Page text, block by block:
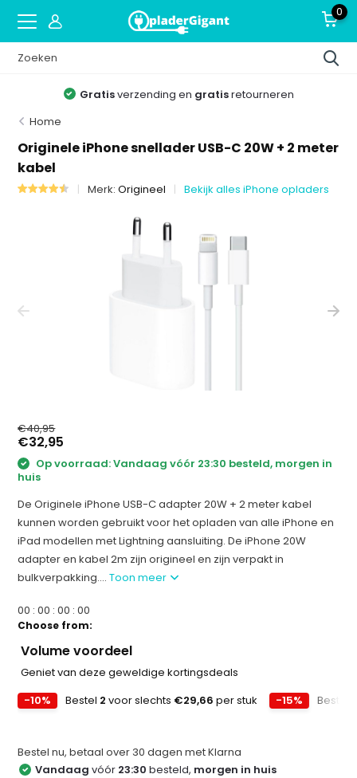
0
Gratisverzending en gratisretourneren
Home
Originele iPhone snellader USB-C 20W + 2 meter
kabel
Merk:Origineel Bekijk alles iPhone opladers
€40,95
€32,95
Op voorraad: Vandaag vóór 23:30 besteld, morgen in
huis
De Originele iPhone USB-C adapter 20W + 2 meter kabel
kunnen worden gebruikt voor het opladen van alle iPhone en
iPad modellen met Lightning aansluiting. De iPhone 20W
adapter en kabel 2m zijn origineel en zijn verpakt in
bulkverpakking....Toon meer
00 :00 :00 :00
Choose from:
Volume voordeel
Geniet van deze geweldige kortingsdeals
-10%
Bestel 2 voor slechts €29,66 per stuk -15% Bestel
Bestel nu, betaal over 30 dagen met Klarna
Vandaag vóór 23:30 besteld, morgen in huis